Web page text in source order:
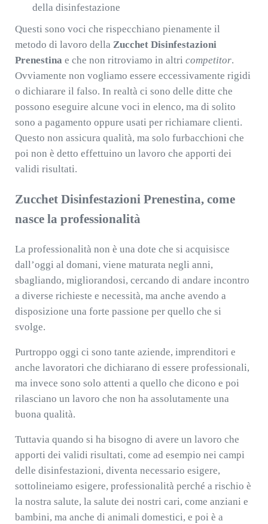
della disinfestazione
Questi sono voci che rispecchiano pienamente il
metodo di lavoro della Zucchet Disinfestazioni
Prenestina e che non ritroviamo in altri competitor.
Ovviamente non vogliamo essere eccessivamente rigidi
o dichiarare il falso. In realtà ci sono delle ditte che
possono eseguire alcune voci in elenco, ma di solito
sono a pagamento oppure usati per richiamare clienti.
Questo non assicura qualità, ma solo furbacchioni che
poi non è detto effettuino un lavoro che apporti dei
validi risultati.
Zucchet Disinfestazioni Prenestina, come
nasce la professionalità
La professionalità non è una dote che si acquisisce
dall’oggi al domani, viene maturata negli anni,
sbagliando, migliorandosi, cercando di andare incontro
a diverse richieste e necessità, ma anche avendo a
disposizione una forte passione per quello che si
svolge.
Purtroppo oggi ci sono tante aziende, imprenditori e
anche lavoratori che dichiarano di essere professionali,
ma invece sono solo attenti a quello che dicono e poi
rilasciano un lavoro che non ha assolutamente una
buona qualità.
Tuttavia quando si ha bisogno di avere un lavoro che
apporti dei validi risultati, come ad esempio nei campi
delle disinfestazioni, diventa necessario esigere,
sottolineiamo esigere, professionalità perché a rischio è
la nostra salute, la salute dei nostri cari, come anziani e
bambini, ma anche di animali domestici, e poi è a